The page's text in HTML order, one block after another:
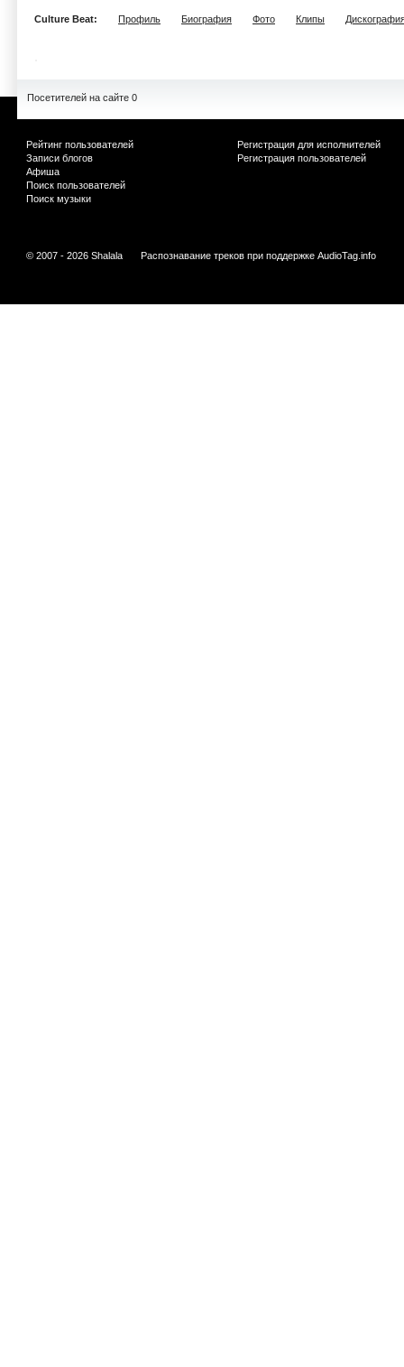
Culture Beat: Профиль Биография Фото Клипы
Посетителей на сайте 0
Рейтинг пользователей
Записи блогов
Афиша
Поиск пользователей
Поиск музыки
Регистрация для исполнителей
Регистрация пользователей
© 2007 - 2026 Shalala Распознавание треков при поддержке AudioTag.info